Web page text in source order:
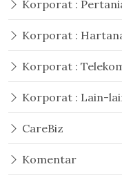
Korporat :
Korporat :
Korporat :
Korporat : Lain-
CareBiz
Komentar